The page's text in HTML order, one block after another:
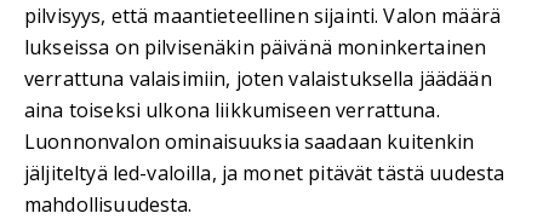
pilvisyys, että maantieteellinen sijainti. Valon määrä
lukseissa on pilvisenäkin päivänä moninkertainen
verrattuna valaisimiin, joten valaistuksella jäädään
aina toiseksi ulkona liikkumiseen verrattuna.
Luonnonvalon ominaisuuksia saadaan kuitenkin
jäljiteltyä led-valoilla, ja monet pitävät tästä uudesta
mahdollisuudesta.